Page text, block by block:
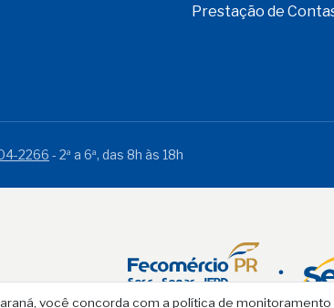
você concorda com a política de monitoramento
Prestação de
2266 - 2ª a 6ª, das 8h às 18h